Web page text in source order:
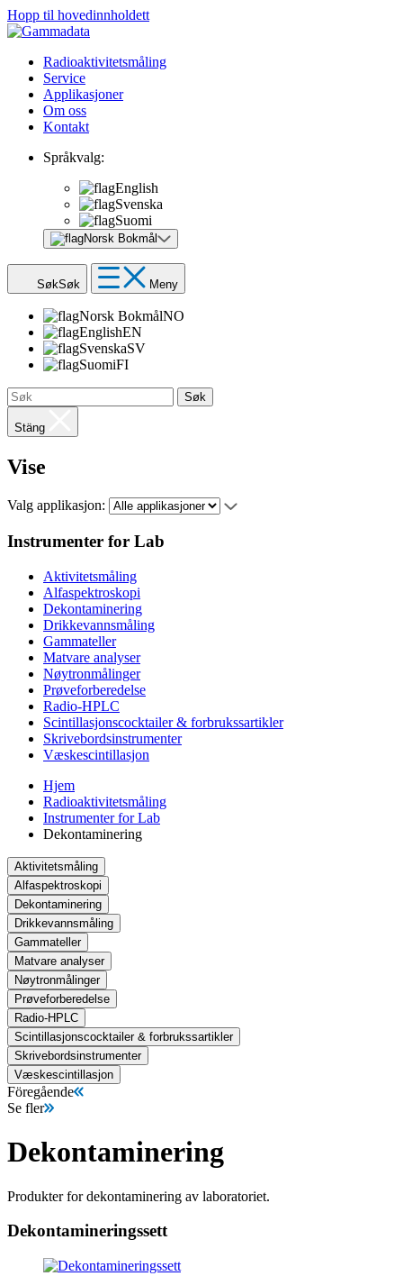
Hopp til hovedinnholdett
Radioaktivitetsmåling
Service
Applikasjoner
Om oss
Kontakt
Språkvalg:
English
Svenska
Suomi
Norsk Bokmål
SøkSøk Meny
Norsk BokmålNO
EnglishEN
SvenskaSV
SuomiFI
Søk
Stäng
Vise
Valg applikasjon:
Instrumenter for Lab
Aktivitetsmåling
Alfaspektroskopi
Dekontaminering
Drikkevannsmåling
Gammateller
Matvare analyser
Nøytronmålinger
Prøveforberedelse
Radio-HPLC
Scintillasjonscocktailer & forbrukssartikler
Skrivebordsinstrumenter
Væskescintillasjon
Hjem
Radioaktivitetsmåling
Instrumenter for Lab
Dekontaminering
Aktivitetsmåling
Alfaspektroskopi
Dekontaminering
Drikkevannsmåling
Gammateller
Matvare analyser
Nøytronmålinger
Prøveforberedelse
Radio-HPLC
Scintillasjonscocktailer & forbrukssartikler
Skrivebordsinstrumenter
Væskescintillasjon
Föregående
Se fler
Dekontaminering
Produkter for dekontaminering av laboratoriet.
Dekontamineringssett